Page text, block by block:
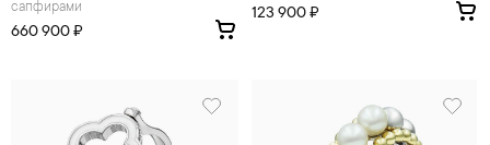
сапфирами
660 900 ₽
123 900 ₽